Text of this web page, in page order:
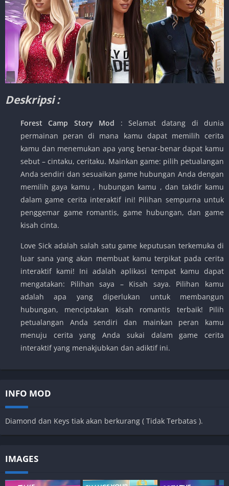
Deskripsi :
Forest Camp Story Mod : Selamat datang di dunia
permainan peran di mana kamu dapat memilih cerita
kamu dan menemukan apa yang benar-benar dapat kamu
sebut – cintaku, ceritaku. Mainkan game: pilih petualangan
Anda sendiri dan sesuaikan game hubungan Anda dengan
memilih gaya kamu , hubungan kamu , dan takdir kamu
dalam game cerita interaktif ini! Pilihan sempurna untuk
penggemar game romantis, game hubungan, dan game
kisah cinta.
Love Sick adalah salah satu game keputusan terkemuka di
luar sana yang akan membuat kamu terpikat pada cerita
interaktif kami! Ini adalah aplikasi tempat kamu dapat
mengatakan: Pilihan saya – Kisah saya. Pilihan kamu
adalah apa yang diperlukan untuk membangun
hubungan, menciptakan kisah romantis terbaik! Pilih
petualangan Anda sendiri dan mainkan peran kamu
menuju cerita yang Anda sukai dalam game cerita
interaktif yang menakjubkan dan adiktif ini.
INFO MOD
Diamond dan Keys tiak akan berkurang ( Tidak Terbatas ).
IMAGES